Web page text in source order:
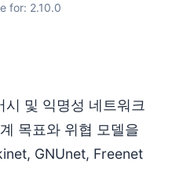
for: 2.10.0
시 및 익명성 네트워크
목표와 위협 모델을
GNUnet, Freenet